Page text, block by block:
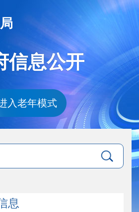
入老年模式
信息公开
息